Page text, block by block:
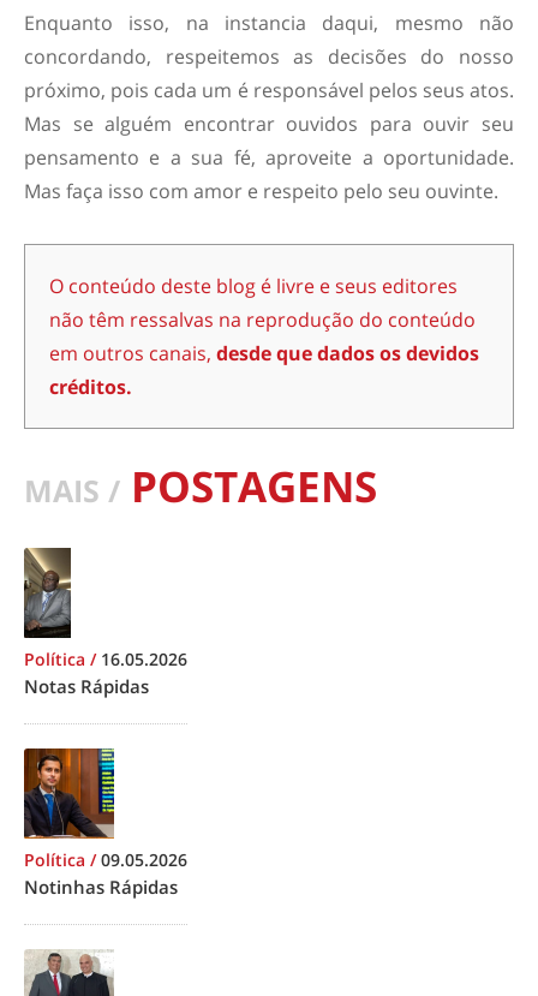
Enquanto isso, na instancia daqui, mesmo não
concordando, respeitemos as decisões do nosso
próximo, pois cada um é responsável pelos seus atos.
Mas se alguém encontrar ouvidos para ouvir seu
pensamento e a sua fé, aproveite a oportunidade.
Mas faça isso com amor e respeito pelo seu ouvinte.
O conteúdo deste blog é livre e seus editores
não têm ressalvas na reprodução do conteúdo
em outros canais, desde que dados os devidos
créditos.
MAIS / POSTAGENS
Política / 16.05.2026
Notas Rápidas
Política /09.05.2026
Notinhas Rápidas